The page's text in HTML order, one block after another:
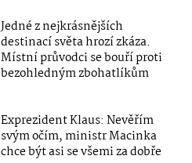
Jedné z nejkrásnějších
destinací světa hrozí zkáza.
Místní průvodci se bouří proti
bezohledným zbohatlíkům
Exprezident Klaus: Nevěřím
svým očím, ministr Macinka
chce být asi se všemi za dobře